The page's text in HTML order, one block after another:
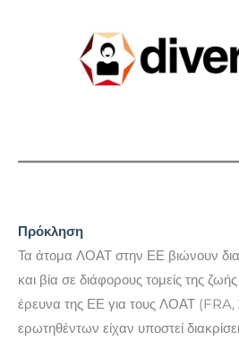
Πρόκληση
Τα άτομα ΛΟΑΤ στην ΕΕ βιώνουν
και βία σε διάφορους τομείς της
έρευνα της ΕΕ για τους ΛΟΑΤ (FRA,
ερωτηθέντων είχαν υποστεί